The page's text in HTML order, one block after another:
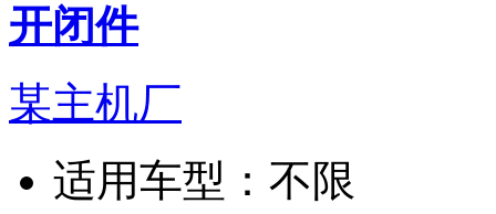
开闭件
某主机厂
适用车型： 不限